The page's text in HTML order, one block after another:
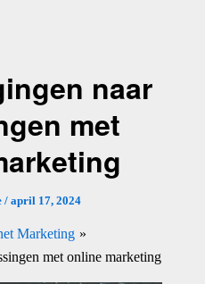
naar
met
/ april 17, 2024
Marketing
met online marketing